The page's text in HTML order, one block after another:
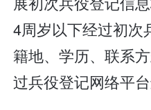
4周岁以下经过初次
籍地、学历、联系
过兵役登记网络平